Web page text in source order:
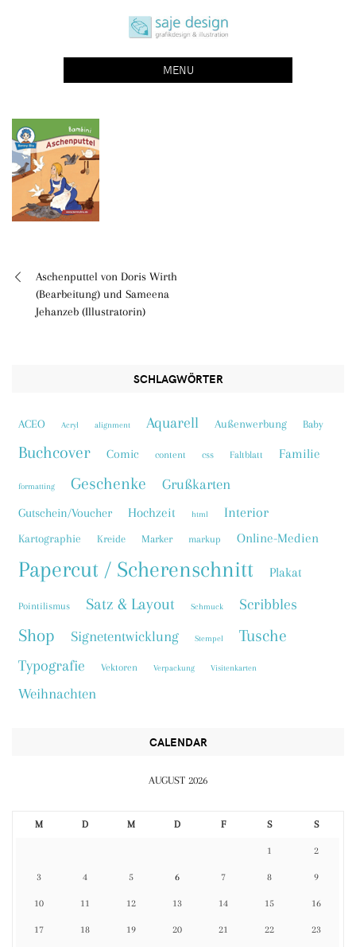
saje design bonn
grafikdesign | buchgestaltung | illustration
MENU
Beitragsnavigation
Aschenputtel von Doris Wirth
(Bearbeitung) und Sameena
Jehanzeb (Illustratorin)
SCHLAGWÖRTER
ACEO Acryl alignment Aquarell Außenwerbung Baby
Buchcover Comic content css Faltblatt Familie
formatting Geschenke Grußkarten
Gutschein/Voucher Hochzeit html Interior
Kartographie Kreide Marker markup Online-Medien
Papercut / Scherenschnitt Plakat
Pointilismus Satz & Layout Schmuck Scribbles
Shop Signetentwicklung Stempel Tusche
Typografie Vektoren Verpackung Visitenkarten
Weihnachten
CALENDAR
AUGUST 2026
M D M D F S S
1 2
3 4 5 6 7 8 9
10 11 12 13 14 15 16
17 18 19 20 21 22 23